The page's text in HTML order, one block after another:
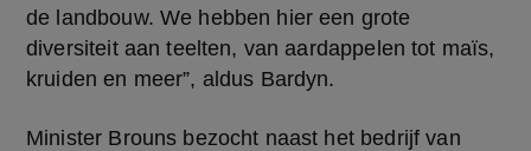
de landbouw. We hebben hier een grote
diversiteit aan teelten, van aardappelen tot maïs,
kruiden en meer”, aldus Bardyn.
Minister Brouns bezocht naast het bedrijf van